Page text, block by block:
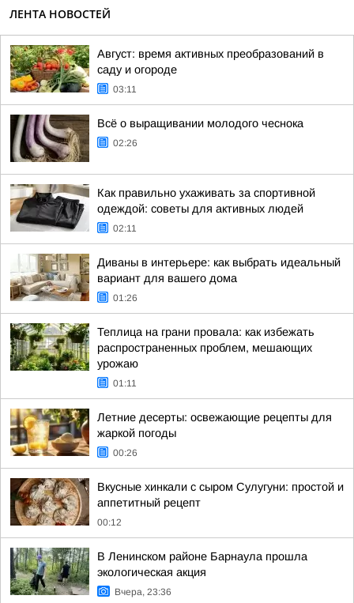
ЛЕНТА НОВОСТЕЙ
Август: время активных преобразований в
саду и огороде
03:11
Всё о выращивании молодого чеснока
02:26
Как правильно ухаживать за спортивной
одеждой: советы для активных людей
02:11
Диваны в интерьере: как выбрать идеальный
вариант для вашего дома
01:26
Теплица на грани провала: как избежать
распространенных проблем, мешающих
урожаю
01:11
Летние десерты: освежающие рецепты для
жаркой погоды
00:26
Вкусные хинкали с сыром Сулугуни: простой и
аппетитный рецепт
00:12
В Ленинском районе Барнаула прошла
экологическая акция
Вчера, 23:36